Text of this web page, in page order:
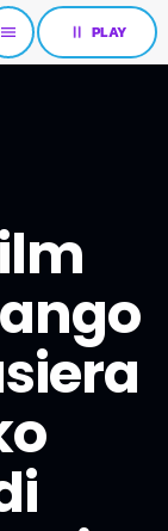
menu pause PLAY